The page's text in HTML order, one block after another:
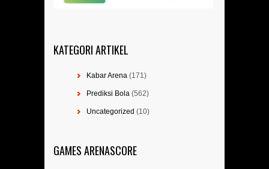
KATEGORI ARTIKEL
Kabar Arena (171)
Prediksi Bola (562)
Uncategorized (10)
GAMES ARENASCORE